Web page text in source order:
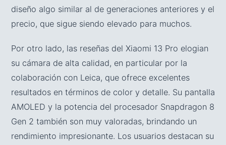
diseño algo similar al de generaciones anteriores y el
precio, que sigue siendo elevado para muchos.
Por otro lado, las reseñas del Xiaomi 13 Pro elogian
su cámara de alta calidad, en particular por la
colaboración con Leica, que ofrece excelentes
resultados en términos de color y detalle. Su pantalla
AMOLED y la potencia del procesador Snapdragon 8
Gen 2 también son muy valoradas, brindando un
rendimiento impresionante. Los usuarios destacan su